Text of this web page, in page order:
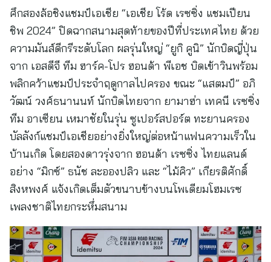
ศึกสองล้อชิงแชมป์เอเชีย “เอเชีย โร้ด เรซซิ่ง แชมเปียน
ชิพ 2024” ปิดฉากสนามสุดท้ายของปีที่ประเทศไทย ด้วย
ความมันส์ดีกรีระดับโลก ผลรุ่นใหญ่ “ยูกิ คูนิ” นักบิดญี่ปุ่น
จาก เอสดีจี ทีม ฮาร์ค-โปร ฮอนด้า พีเอช บิดเข้าวินพร้อม
พลิกคว้าแชมป์ประจำฤดูกาลไปครอง ขณะ “แสตมป์” อภิ
วัฒน์ วงศ์ธนานนท์ นักบิดไทยจาก ยามาฮ่า เทคนี เรซซิ่ง
ทีม อาเซียน เหมาชัยในรุ่น ซูเปอร์สปอร์ต ทะยานครอง
บัลลังก์แชมป์เอเชียอย่างยิ่งใหญ่ต่อหน้าแฟนความเร็วใน
บ้านเกิด โดยสองดาวรุ่งจาก ฮอนด้า เรซซิ่ง ไทยแลนด์
อย่าง “มิกซ์” ธนัช ละอองปลิว และ “ไม้คิว” เกียรติศักดิ์
สิงหพงศ์ แจ้งเกิดเต็มตัวขนาบข้างบนโพเดียมโฮมเรซ
เพลงชาติไทยกระหึ่มสนาม